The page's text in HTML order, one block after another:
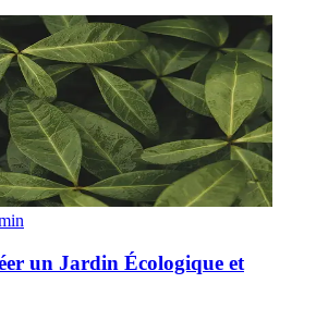
un Jardin Écologique et